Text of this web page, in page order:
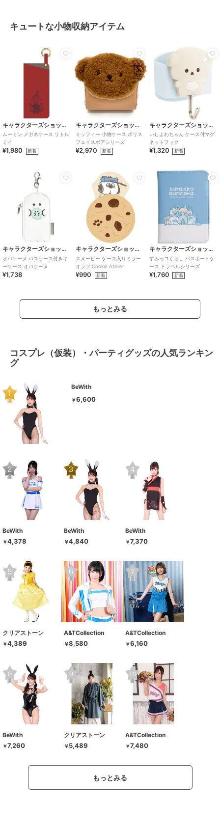
キュートな小物収納アイテム
キャラクターズショップ ラフラフ
ムーミン メガネケース リトル
ミイ
¥1,980 新着
キャラクターズショップ ラフラフ
ミッフィー 小物ケース ボリス
フェイスボアシリーズ
¥2,970 新着
キャラクターズショップ ラフラフ
いしよわちゃん ケース付マグ
ネットフック
¥1,320 新着
キャラクターズショップ ラフラフ
オバケーヌ パスケース付きキ
ーケース オバケーヌ
¥1,738
キャラクターズショップ ラフラフ
スヌーピー ケース入りミラー
オラフ Cookie Atelier
¥990 新着
キャラクターズショップ ラフラフ
すみっコぐらし パスポートケ
ース トラベルシリーズ
¥1,760 新着
もっとみる
コスプレ（仮装）・パーティグッズの人気ランキン
グ
BeWith
￥6,600
BeWith
￥4,378
BeWith
￥4,840
BeWith
￥7,370
クリアストーン
￥4,389
A&TCollection
￥8,580
A&TCollection
￥6,160
BeWith
￥7,260
クリアストーン
￥ 5,489
A&TCollection
￥7,480
もっとみる